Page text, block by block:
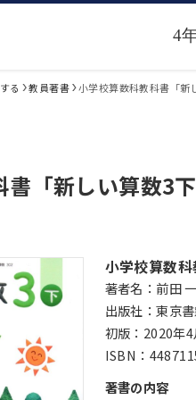
る 教員著書 小学校算数科教科書「新
「新しい算数3下
小学校算数科
著者名：前田
出版社：東京
初版：2020年
ISBN：
著書の内容